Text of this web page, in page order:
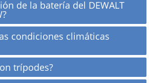
sean perfectamente
eliminando la
manuales.
una batería recargable,
de transporte y un manual de
de la batería del DEWALT
del DEWALT DCE0825D1G-
de varias horas de uso
de la intensidad y modo
condiciones climáticas
QW tiene una
lo que significa que es
trípodes?